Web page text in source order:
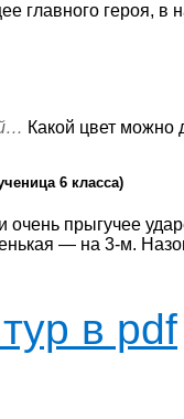
главного героя,
Какой цвет можно
6 класса)
очень прыгучее
— на 3-м.
в pdf